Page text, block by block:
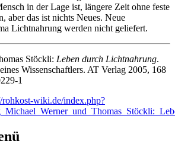
in der Lage ist, längere Zeit ohne feste
aber das ist nichts Neues. Neue
Lichtnahrung werden nicht geliefert.
Stöckli: Leben durch Lichtnahrung.
Wissenschaftlers. AT Verlag 2005, 168
1
rohkost-wiki.de/index.php?